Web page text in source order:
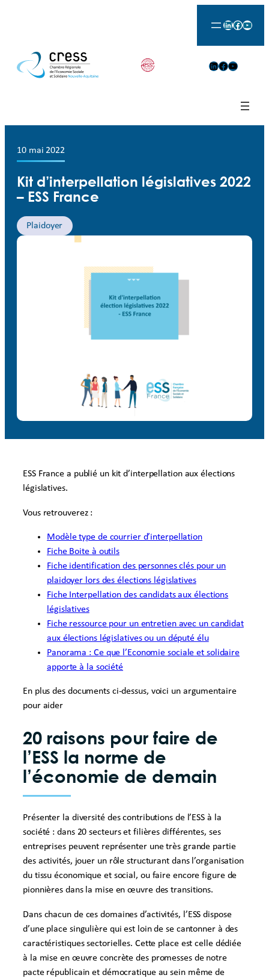
LinkedIn
Facebook
LinkedIn
Facebook
YouTube
10 mai 2022
Kit d’interpellation législatives 2022
– ESS France
Plaidoyer
ESS France a publié un kit d’interpellation aux élections
législatives.
Vous retrouverez :
Modèle type de courrier d’interpellation
Fiche Boite à outils
Fiche identification des personnes clés pour un
plaidoyer lors des élections législatives
Fiche Interpellation des candidats aux élections
législatives
Fiche ressource pour un entretien avec un candidat
aux élections législatives ou un député élu
Panorama : Ce que l’Economie sociale et solidaire
apporte à la société
En plus des documents ci-dessus, voici un argumentaire
pour aider
20 raisons pour faire de
l’ESS la norme de
l’économie de demain
Présenter la diversité des contributions de l’ESS à la
société : dans 20 secteurs et filières différentes, ses
entreprises peuvent représenter une très grande partie
des activités, jouer un rôle structurant dans l’organisation
du tissu économique et social, ou faire encore figure de
pionnières dans la mise en œuvre des transitions.
Dans chacun de ces domaines d’activités, l’ESS dispose
d’une place singulière qui est loin de se cantonner à des
caractéristiques sectorielles. Cette place est celle dédiée
à la mise en œuvre concrète des promesses de notre
pacte républicain et démocratique au sein même de